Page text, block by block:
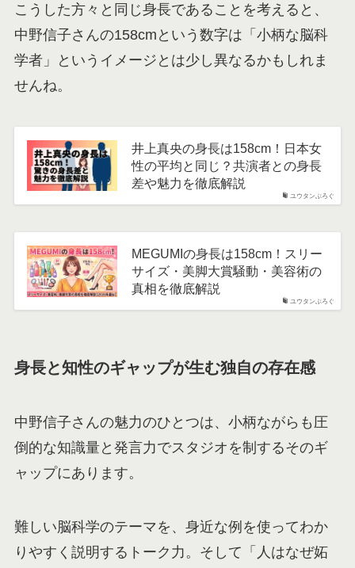
こうした方々と同じ身長であることを考えると、
中野信子さんの158cmという数字は「小柄な脳科
学者」というイメージとは少し異なるかもしれま
せんね。
ユウタンぶろぐ
井上真央の身長は158cm！日本女
性の平均と同じ？共演者との身長
差や魅力を徹底解説
ユウタンぶろぐ
MEGUMIの身長は158cm！スリー
サイズ・美脚大賞騒動・美容術の
真相を徹底解説
身長と知性のギャップが生む独自の存在感
中野信子さんの魅力のひとつは、小柄ながらも圧
倒的な知識量と発言力でスタジオを制するそのギ
ャップにあります。
難しい脳科学のテーマを、身近な例を使ってわか
りやすく説明するトーク力。そして「人はなぜ妬